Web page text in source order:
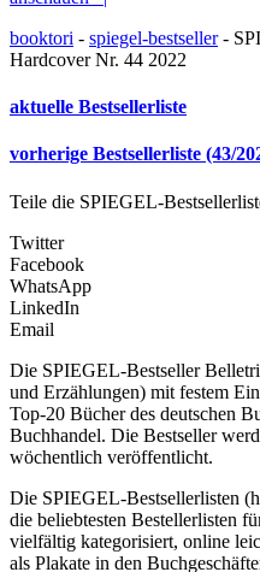
booktori - spiegel-bestseller-
Hardcover Nr. 44 2022
aktuelle Bestsellerliste
vorherige Bestsellerliste (43/
Teile die SPIEGEL-
Twitter
Facebook
WhatsApp
LinkedIn
Email
Die SPIEGEL-Bestseller
und Erzählungen) mit festem
Top-20 Bücher des deutschen
Buchhandel. Die Bestseller
wöchentlich veröffentlicht.
Die SPIEGEL-Bestsellerlisten
die beliebtesten Bestellerlisten
vielfältig kategorisiert, online
als Plakate in den